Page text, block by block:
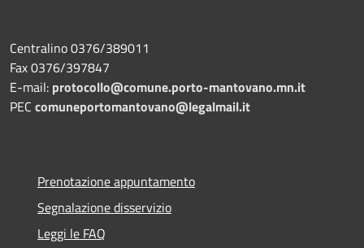
Centralino 0376/389011
Fax 0376/397847
E-mail: protocollo@comune.porto-mantovano.mn.it
PEC comuneportomantovano@legalmail.it
Prenotazione appuntamento
Segnalazione disservizio
Leggi le FAQ